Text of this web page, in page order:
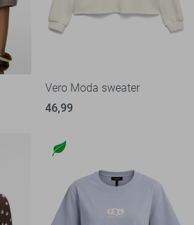
Vero Moda sweater
46,99